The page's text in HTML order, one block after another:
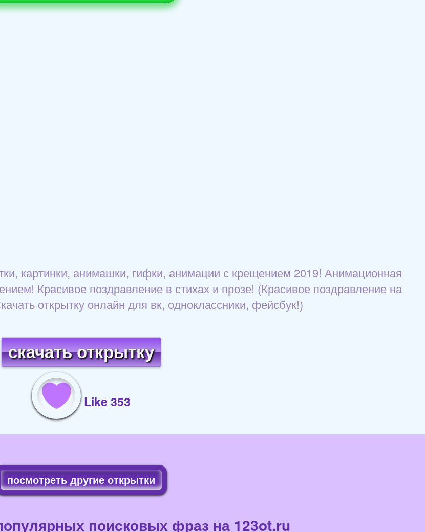
картинки, анимашки, гифки, анимации с крещением 2019! Анимационная
Красивое поздравление в стихах и прозе! (Красивое поздравление на
открытку онлайн для вк, одноклассники, фейсбук!)
скачать открытку
Like 353
посмотреть другие открытки
поисковых фраз на 123ot.ru